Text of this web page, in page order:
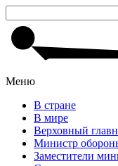
Меню
В стране
В мире
Верховный
Министр
Заместители